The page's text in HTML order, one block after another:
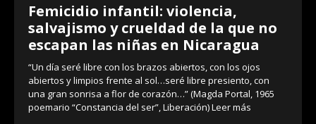
Femicidio infantil: violencia,
salvajismo y crueldad de la que no
escapan las niñas en Nicaragua
“Un día seré libre con los brazos abiertos, con los ojos
abiertos y limpios frente al sol…seré libre presiento, con
una gran sonrisa a flor de corazón…” (Magda Portal, 1965
poemario “Constancia del ser”, Liberación)Leer más